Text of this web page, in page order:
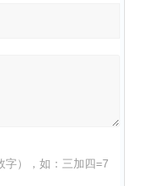
字），如：三加四=7